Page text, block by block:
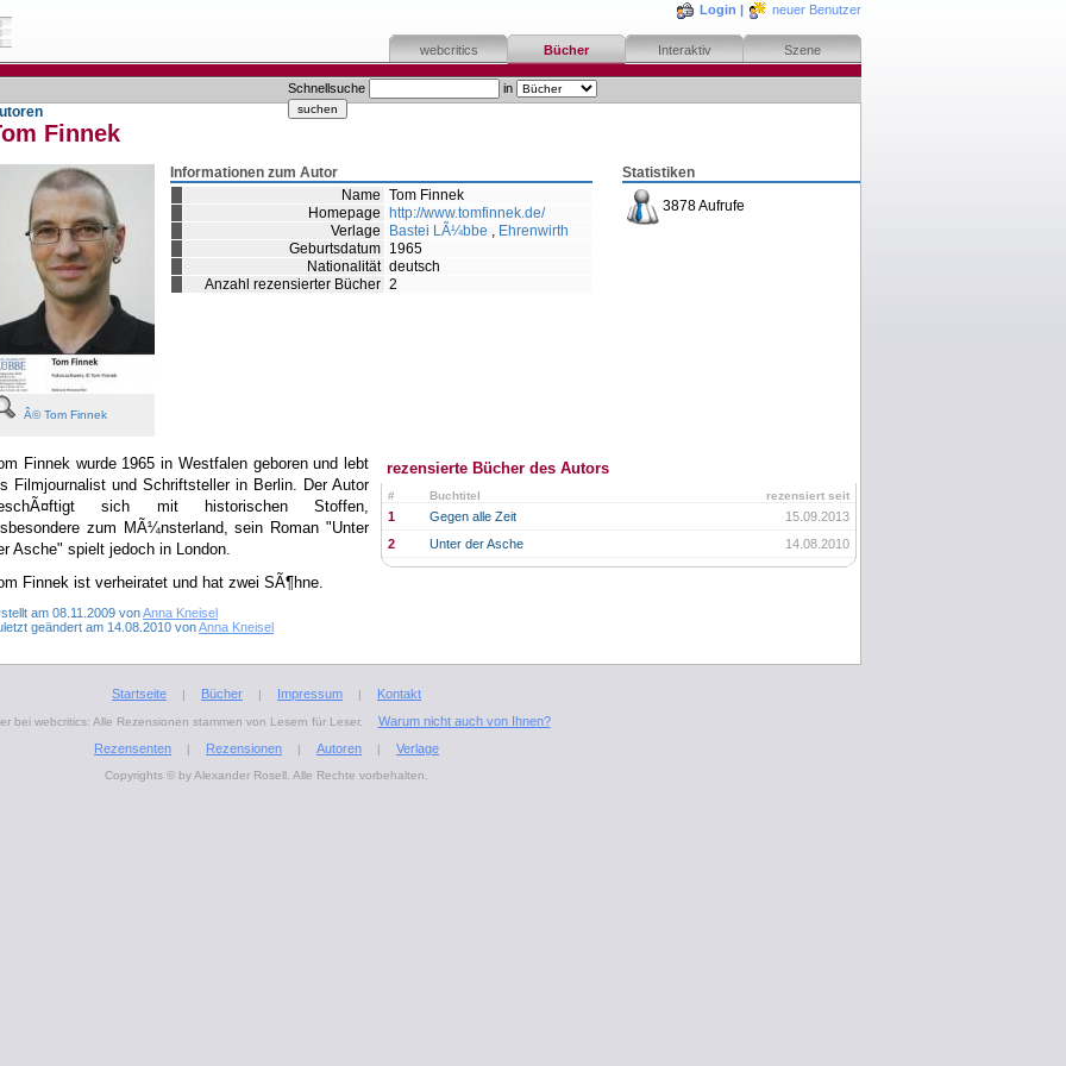
Login | neuer Benutzer
webcritics Bücher Interaktiv Szene
Schnellsuche in
Finnek
Statistiken
3878 Aufrufe
Informationen zum Autor
Name Tom Finnek
Homepage
http://www.tomfinnek.de/
Verlage
Bastei LÃ¼bbe , Ehrenwirth
Geburtsdatum 1965
Nationalität deutsch
Anzahl rezensierter Bücher 2
Â© Tom Finnek
rezensierte Bücher des Autors
# rezensiert seit
Buchtitel
1 15.09.2013
Gegen alle Zeit
2
14.08.2010
Unter der Asche
Finnek wurde 1965 in Westfalen geboren und lebt
Filmjournalist und Schriftsteller in Berlin. Der Autor
sich mit historischen Stoffen,
zum MÃ¼nsterland, sein Roman "Unter
Asche" spielt jedoch in London.
Finnek ist verheiratet und hat zwei SÃ¶hne.
am 08.11.2009 vonAnna Kneisel
geändert am 14.08.2010 vonAnna Kneisel
Startseite | Bücher | Impressum | Kontakt
bei webcritics: Alle Rezensionen stammen von Lesern für Leser.
Warum nicht auch von Ihnen?
Rezensenten
| Rezensionen | Autoren | Verlage
Copyrights © by Alexander Rosell. Alle Rechte vorbehalten.